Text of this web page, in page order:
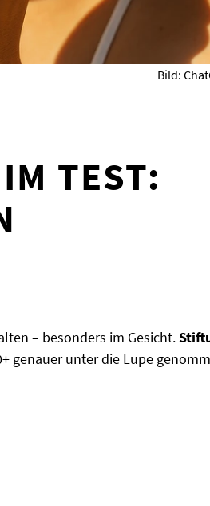
Bild:
TEST:
– besonders im Gesicht.
genauer unter die Lupe